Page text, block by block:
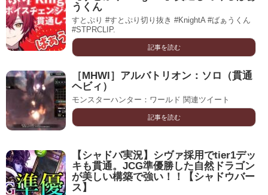
うくん
すとぷり #すとぷり切り抜き #KnightA #ばぁうくん
#STPRCLIP.
記事を読む
［MHWI］アルバトリオン：ソロ（貫通
ヘビィ）
モンスターハンター：ワールド 関連ツイート
記事を読む
【シャドバ実況】シヴァ採用でtier1デッ
キも貫通。JCG準優勝した自然ドラゴン
が美しい構築で強い！！【シャドウバー
ス】